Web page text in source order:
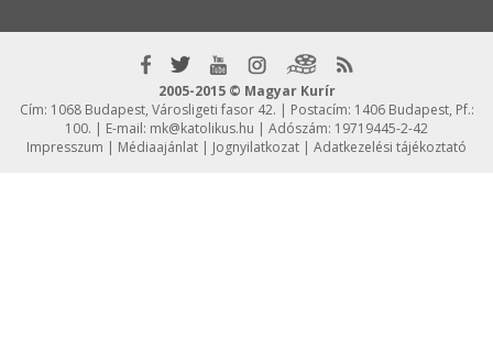
2005-2015 © Magyar Kurír
Cím: 1068 Budapest, Városligeti fasor 42. | Postacím: 1406 Budapest, Pf.:
100. | E-mail: mk@katolikus.hu | Adószám: 19719445-2-42
Impresszum | Médiaajánlat | Jognyilatkozat | Adatkezelési tájékoztató